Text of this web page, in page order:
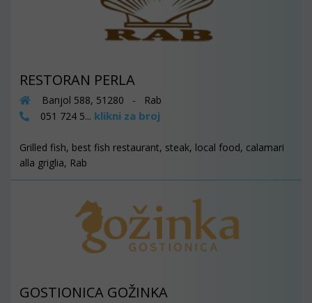
RESTORAN PERLA
Banjol 588, 51280 - Rab
051 724 5... klikni za broj
Grilled fish, best fish restaurant, steak, local food, calamari
alla griglia, Rab
GOSTIONICA GOŽINKA